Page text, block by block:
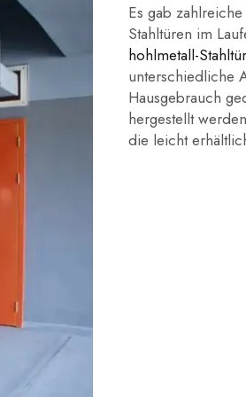
Es gab
Stahltüren im
hohlmetall-
unterschiedliche
Hausgebrauch
hergestellt
die leicht